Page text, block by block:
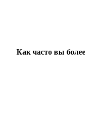
Как часто вы